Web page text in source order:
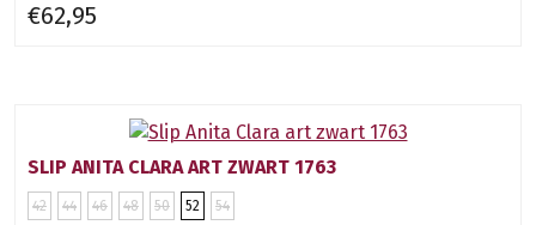
€62,95
SLIP ANITA CLARA ART ZWART 1763
42 44 46 48 50 52 54